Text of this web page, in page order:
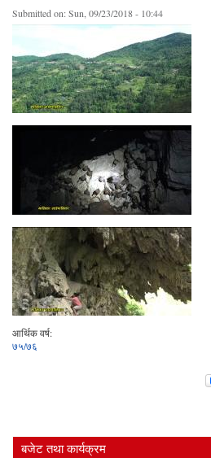
Submitted on:Sun, 09/23/2018 - 10:44
आर्थिक वर्ष:
७५/७६
बजेट तथा कार्यक्रम